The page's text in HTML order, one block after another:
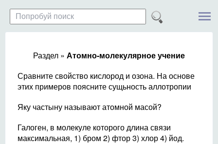
Раздел » Атомно-молекулярное учение
Сравните свойство кислород и озона. На основе
этих примеров поясните сущьность аллотропии
Яку частыну называют атомной масой?
Галоген, в молекуле которого длина связи
максимальная, 1) бром 2) фтор 3) хлор 4) йод.